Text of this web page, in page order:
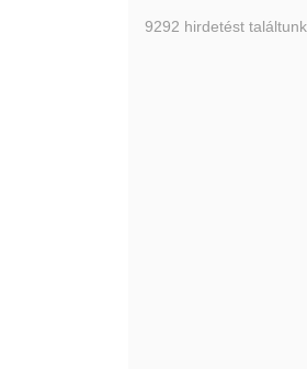
9292 hirdetést találtunk